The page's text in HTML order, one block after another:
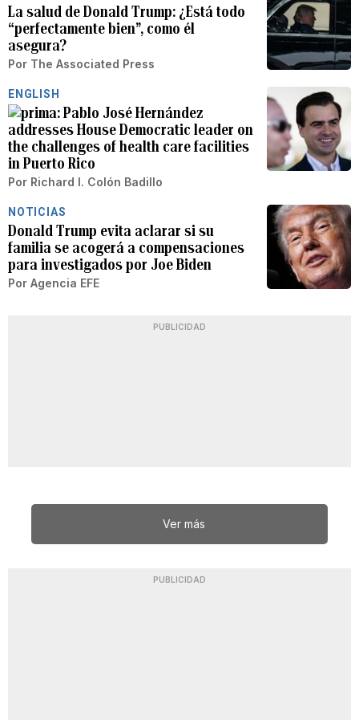
La salud de Donald Trump: ¿Está todo
“perfectamente bien”, como él
asegura?
Por The Associated Press
ENGLISH
Pablo José Hernández
addresses House Democratic leader on
the challenges of health care facilities
in Puerto Rico
Por Richard I. Colón Badillo
NOTICIAS
Donald Trump evita aclarar si su
familia se acogerá a compensaciones
para investigados por Joe Biden
Por Agencia EFE
PUBLICIDAD
Ver más
PUBLICIDAD